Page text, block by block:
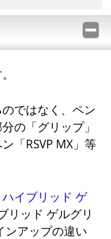
ではなく、ペン
の「グリップ」
「RSVP MX」等
ハイブリッド ゲ
リッド ゲルグリ
ンアップの違い